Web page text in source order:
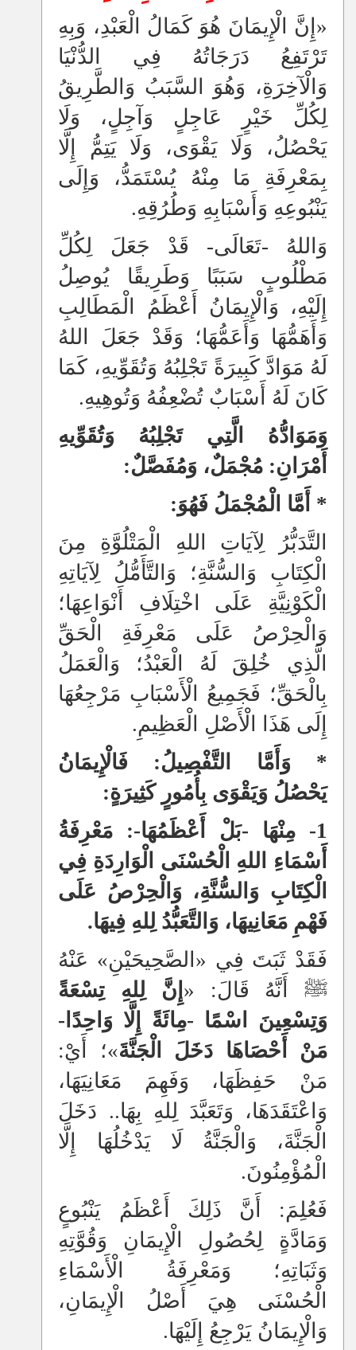
«إِنَّ الْإِيمَانَ هُوَ كَمَالُ الْعَبْدِ، وَبِهِ
تَرْتَفِعُ دَرَجَاتُهُ فِي الدُّنْيَا
وَالْآخِرَةِ، وَهُوَ السَّبَبُ وَالطَّرِيقُ
لِكُلِّ خَيْرٍ عَاجِلٍ وَآجِلٍ، وَلَا
يَحْصُلُ، وَلَا يَقْوَى، وَلَا يَتِمُّ إِلَّا
بِمَعْرِفَةِ مَا مِنْهُ يُسْتَمَدُّ، وَإِلَى
يَنْبُوعِهِ وَأَسْبَابِهِ وَطُرُقِهِ.
وَاللهُ -تَعَالَى- قَدْ جَعَلَ لِكُلِّ
مَطْلُوبٍ سَبَبًا وَطَرِيقًا يُوصِلُ
إِلَيْهِ، وَالْإِيمَانُ أَعْظَمُ الْمَطَالِبِ
وَأَهَمُّهَا وَأَعَمُّهَا؛ وَقَدْ جَعَلَ اللهُ
لَهُ مَوَادَّ كَبِيرَةً تَجْلِبُهُ وَتُقَوِّيهِ، كَمَا
كَانَ لَهُ أَسْبَابٌ تُضْعِفُهُ وَتُوهِيهِ.
وَمَوَادُّهُ الَّتِي تَجْلِبُهُ وَتُقَوِّيهِ
أَمْرَانِ: مُجْمَلٌ، وَمُفَصَّلٌ:
* أَمَّا الْمُجْمَلُ فَهُوَ:
التَّدَبُّرُ لِآيَاتِ اللهِ الْمَتْلُوَّةِ مِنَ
الْكِتَابِ وَالسُّنَّةِ؛ وَالتَّأَمُّلُ لِآيَاتِهِ
الْكَوْنِيَّةِ عَلَى اخْتِلَافِ أَنْوَاعِهَا؛
وَالْحِرْصُ عَلَى مَعْرِفَةِ الْحَقِّ
الَّذِي خُلِقَ لَهُ الْعَبْدُ؛ وَالْعَمَلُ
بِالْحَقِّ؛ فَجَمِيعُ الْأَسْبَابِ مَرْجِعُهَا
إِلَى هَذَا الْأَصْلِ الْعَظِيمِ.
* وَأَمَّا التَّفْصِيلُ: فَالْإِيمَانُ
يَحْصُلُ وَيَقْوَى بِأُمُورٍ كَثِيرَةٍ:
1- مِنْهَا -بَلْ أَعْظَمُهَا-: مَعْرِفَةُ
أَسْمَاءِ اللهِ الْحُسْنَى الْوَارِدَةِ فِي
الْكِتَابِ وَالسُّنَّةِ، وَالْحِرْصُ عَلَى
فَهْمِ مَعَانِيهَا، وَالتَّعَبُّدُ لِلهِ فِيهَا.
فَقَدْ ثَبَتَ فِي «الصَّحِيحَيْنِ» عَنْهُ
ﷺ أَنَّهُ قَالَ: « إِنَّ لِلهِ تِسْعَةً
وَتِسْعِينَ اسْمًا -مِائَةً إِلَّا وَاحِدًا-
مَنْ أَحْصَاهَا دَخَلَ الْجَنَّةَ»؛ أَيْ:
مَنْ حَفِظَهَا، وَفَهِمَ مَعَانِيَهَا،
وَاعْتَقَدَهَا، وَتَعَبَّدَ لِلهِ بِهَا.. دَخَلَ
الْجَنَّةَ، وَالْجَنَّةُ لَا يَدْخُلُهَا إِلَّا
الْمُؤْمِنُونَ.
فَعُلِمَ: أَنَّ ذَلِكَ أَعْظَمُ يَنْبُوعٍ
وَمَادَّةٍ لِحُصُولِ الْإِيمَانِ وَقُوَّتِهِ
وَثَبَاتِهِ؛ وَمَعْرِفَةُ الْأَسْمَاءِ
الْحُسْنَى هِيَ أَصْلُ الْإِيمَانِ،
وَالْإِيمَانُ يَرْجِعُ إِلَيْهَا.